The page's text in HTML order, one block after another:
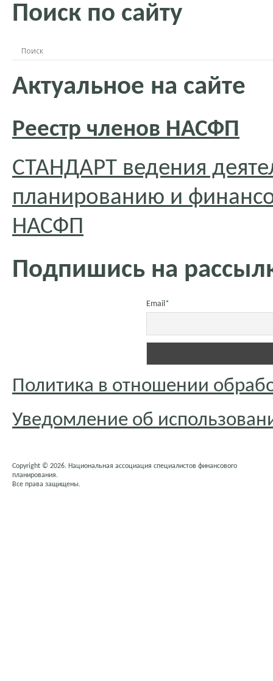
Поиск по сайту
Актуальное на сайте
Реестр членов НАСФП
СТАНДАРТ ведения
планированию и
НАСФП
Подпишись на
Email*
Политика в отношении
Уведомление об
Copyright © 2026. Национальная ассоциация специалистов финансового
планирования.
Все права защищены.